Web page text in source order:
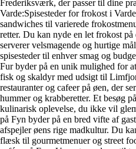
Frederiksværk, der passer til dine
Varde:Spisesteder for frokost i
sandwiches til varierede
retter. Du kan nyde en let frokost
serverer velsmagende og hurtige
spisesteder til enhver smag og
Fur byder på en unik mulighed for
fisk og skaldyr med udsigt til
restauranter og cafeer på øen, der
hummer og krabberetter. Et besøg
kulinarisk oplevelse, du ikke vil
på Fyn byder på en bred vifte af
afspejler øens rige madkultur. Du
flæsk til gourmetmenuer og street